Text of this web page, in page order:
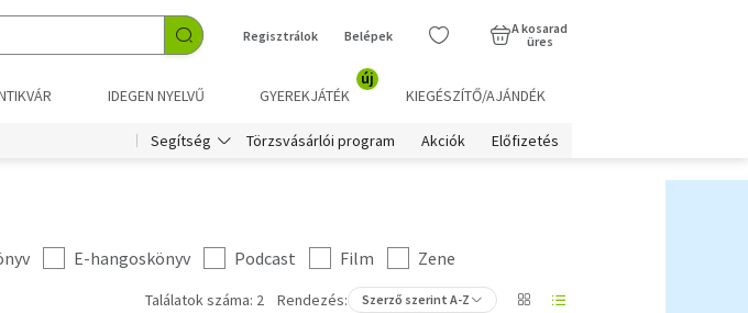
Regisztrálok Belépek
A kosarad
üres
IDEGEN NYELVŰ GYEREKJÁTÉK
új
KIEGÉSZÍTŐ/AJÁNDÉK
Segítség Törzsvásárlói program Akciók Előfizetés
E-hangoskönyv Podcast Film
Zene
Találatok száma: 2 Rendezés: Szerző szerint A-Z